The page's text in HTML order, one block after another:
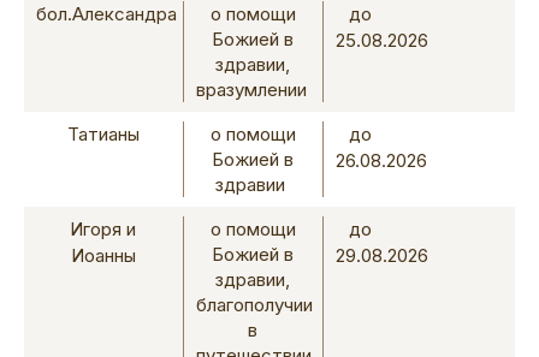
бол.Александра
о помощи
Божией в
здравии,
вразумлении
до
25.08.2026
Татианы
о помощи
Божией в
здравии
до
26.08.2026
Игоря и
Иоанны
о помощи
Божией в
здравии,
благополучии
в
до
29.08.2026